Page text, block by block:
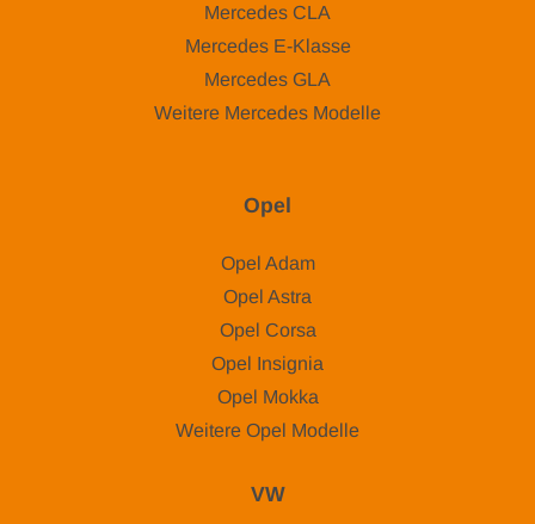
Mercedes CLA
Mercedes E-Klasse
Mercedes GLA
Weitere Mercedes Modelle
Opel
Opel Adam
Opel Astra
Opel Corsa
Opel Insignia
Opel Mokka
Weitere Opel Modelle
VW